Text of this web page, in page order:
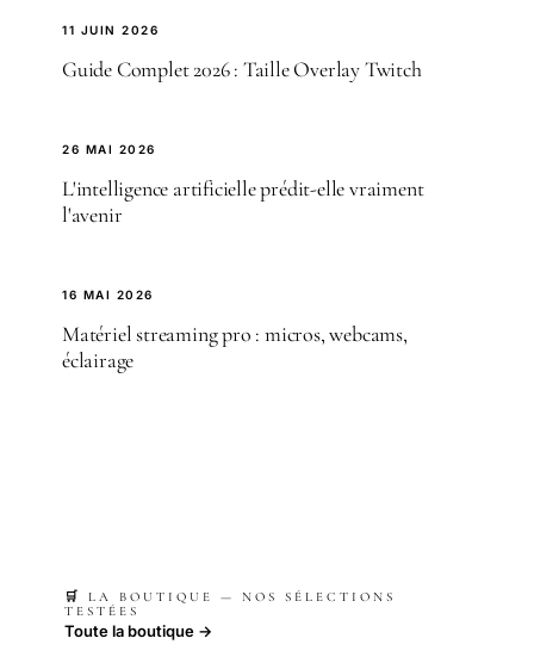
11 JUIN 2026
Guide Complet 2026 : Taille Overlay Twitch
26 MAI 2026
L'intelligence artificielle prédit-elle vraiment
l'avenir
16 MAI 2026
Matériel streaming pro : micros, webcams,
éclairage
🛒 LA BOUTIQUE — NOS SÉLECTIONS
TESTÉES
Toute la boutique →